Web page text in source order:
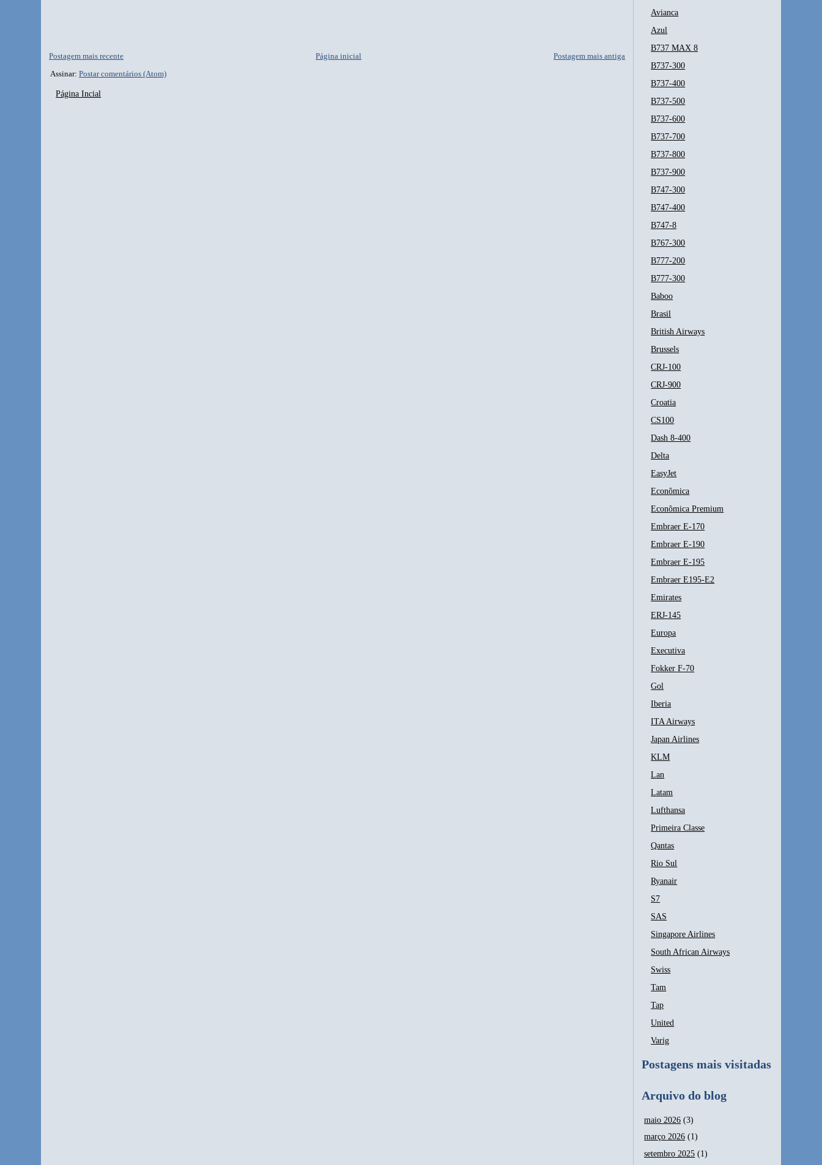
Postagem mais recente Postagem mais antiga
Página inicial
Assinar:Postar comentários (Atom)
Página Incial
Avianca
Azul
B737 MAX 8
B737-300
B737-400
B737-500
B737-600
B737-700
B737-800
B737-900
B747-300
B747-400
B747-8
B767-300
B777-200
B777-300
Baboo
Brasil
British Airways
Brussels
CRJ-100
CRJ-900
Croatia
CS100
Dash 8-400
Delta
EasyJet
Econômica
Econômica Premium
Embraer E-170
Embraer E-190
Embraer E-195
Embraer E195-E2
Emirates
ERJ-145
Europa
Executiva
Fokker F-70
Gol
Iberia
ITA Airways
Japan Airlines
KLM
Lan
Latam
Lufthansa
Primeira Classe
Qantas
Rio Sul
Ryanair
S7
SAS
Singapore Airlines
South African Airways
Swiss
Tam
Tap
United
Varig
Postagens mais visitadas
Arquivo do blog
maio 2026 (3)
março 2026 (1)
setembro 2025 (1)